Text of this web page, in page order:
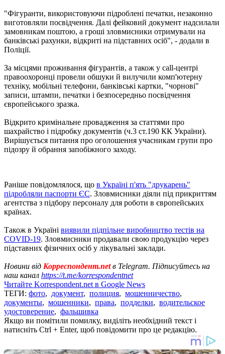
"Фігуранти, використовуючи підроблені печатки, незаконно
виготовляли посвідчення. Далі фейковий документ надсилали
замовникам поштою, а гроші зловмисники отримували на
банківські рахунки, відкриті на підставних осіб", - додали в
Поліції.
За місцями проживання фігурантів, а також у call-центрі
правоохоронці провели обшуки й вилучили комп'ютерну
техніку, мобільні телефони, банківські картки, "чорнові"
записи, штампи, печатки і безпосередньо посвідчення
європейського зразка.
Відкрито кримінальне провадження за статтями про
шахрайство і підробку документів (ч.3 ст.190 КК України).
Вирішується питання про оголошення учасникам групи про
підозру й обрання запобіжного заходу.
Раніше повідомлялося, що в Україні п'ять "друкарень"
підробляли паспорти ЄС. Зловмисники діяли під прикриттям
агентства з підбору персоналу для роботи в європейських
країнах.
Також в Україні виявили підпільне виробництво тестів на
COVID-19. Зловмисники продавали свою продукцію через
підставних фізичних осіб у лікувальні заклади.
Новини від Корреспондент.netв Telegram. Підписуйтесь на
наш канал https://t.me/korrespondentnet
Читайте Korrespondent.net в Google News
ТЕГИ: фото, документ, полиция, мошенничество,
документы, мошенники, права, подделки, водительское
удостоверение, фальшивка
Якщо ви помітили помилку, виділіть необхідний текст і
натисніть Ctrl + Enter, щоб повідомити про це редакцію.